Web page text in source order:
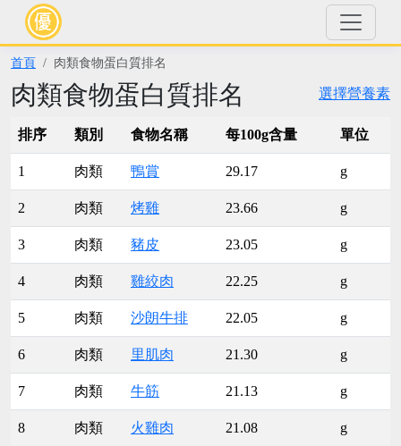
首頁 肉類食物蛋白質排名
選擇營養素
肉類食物蛋白質排名
排序 類別 食物名稱 每100g含量 單位
1 肉類 鴨賞 29.17 g
2 肉類 烤雞 23.66 g
3 肉類 豬皮 23.05 g
4 肉類 雞絞肉 22.25 g
5 肉類 沙朗牛排 22.05 g
6 肉類 里肌肉 21.30 g
7 肉類 牛筋 21.13 g
8 肉類 火雞肉 21.08 g